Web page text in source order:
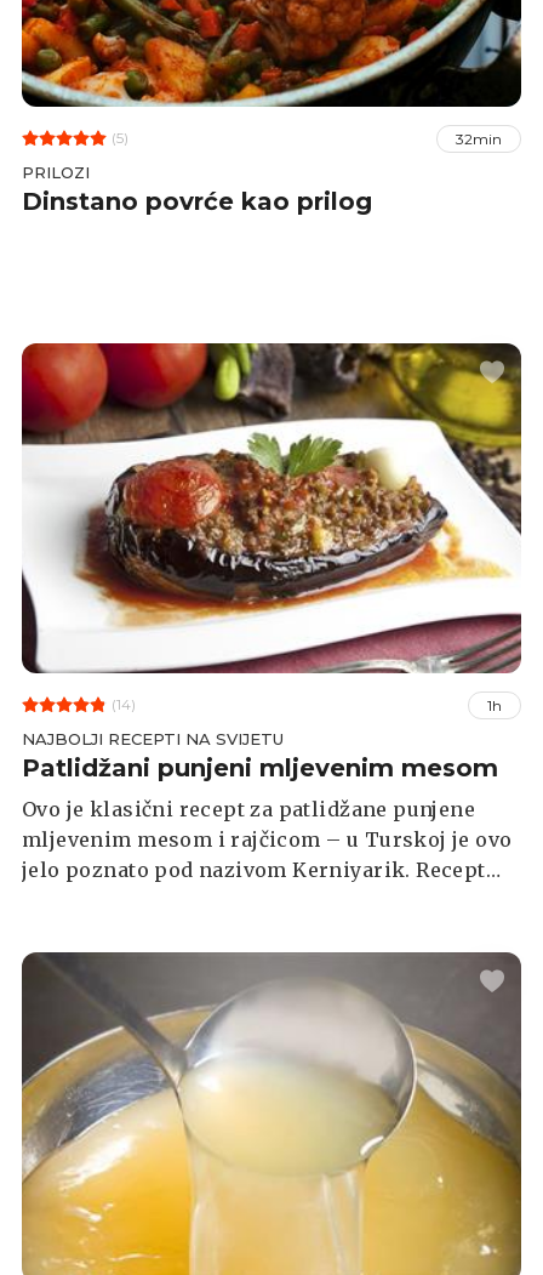
(5) 32min
PRILOZI
Dinstano povrće kao prilog
(14) 1h
NAJBOLJI RECEPTI NA SVIJETU
Patlidžani punjeni mljevenim mesom
Ovo je klasični recept za patlidžane punjene
mljevenim mesom i rajčicom – u Turskoj je ovo
jelo poznato pod nazivom Kerniyarik. Recept
naribajte ga po napunjenim lađicama. Za samu
pripremu ovog starinskog ukusnog jela trebat
će vam oko sat vremena.